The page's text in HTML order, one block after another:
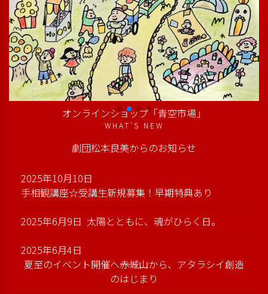
オンラインショップ「青空市場」
WHAT’S NEW
劇団松本良美からのお知らせ
2025年10月10日
手相観講座☆受講生新規募集！早期特典あり
2025年6月9日 太陽とともに、魂がひらく日。
2025年6月4日
夏至のイベント開催へ――赤城山から、アタラシイ創造
のはじまり